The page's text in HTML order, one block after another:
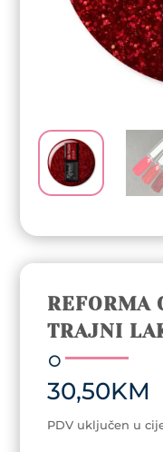
REFORMA
TRAJNI
30,50KM
PDV uključen u